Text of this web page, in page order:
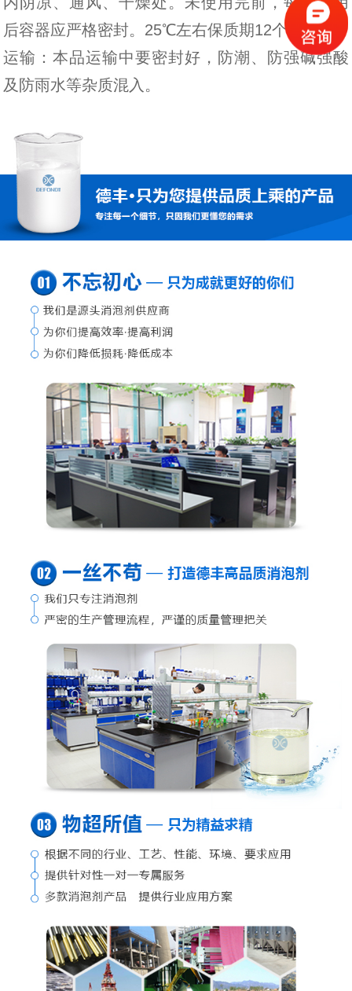
后容器应严格密封。25℃左右保质期12个月。
运输：本品运输中要密封好，防潮、防强碱强酸
及防雨水等杂质混入。